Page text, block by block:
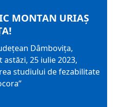
MONTAN URIAȘ
Dâmbovița,
25 iulie 2023,
studiului de fezabilitate